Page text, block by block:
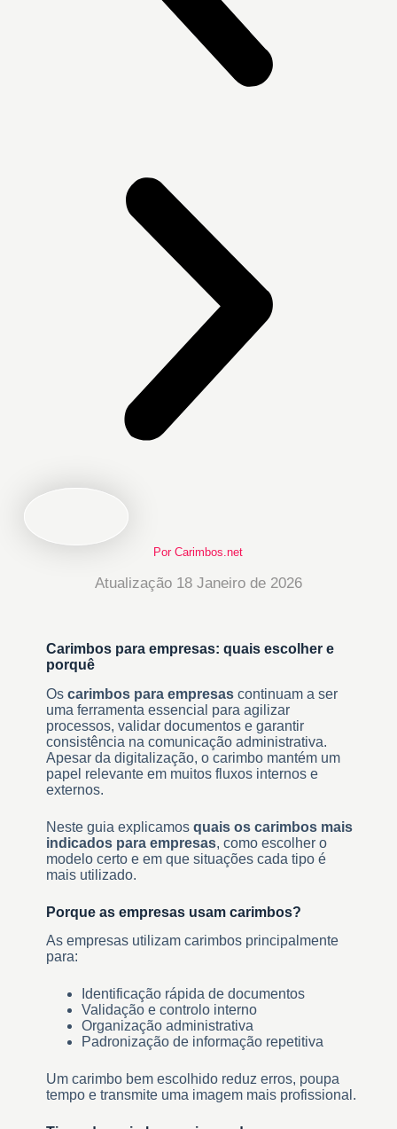
Por Carimbos.net
Atualização 18 Janeiro de 2026
Carimbos para empresas: quais escolher e
porquê
Os carimbos para empresascontinuam a ser
uma ferramenta essencial para agilizar
processos, validar documentos e garantir
consistência na comunicação administrativa.
Apesar da digitalização, o carimbo mantém um
papel relevante em muitos fluxos internos e
externos.
Neste guia explicamos quais os carimbos mais
indicados para empresas, como escolher o
modelo certo e em que situações cada tipo é
mais utilizado.
Porque as empresas usam carimbos?
As empresas utilizam carimbos principalmente
para:
Identificação rápida de documentos
Validação e controlo interno
Organização administrativa
Padronização de informação repetitiva
Um carimbo bem escolhido reduz erros, poupa
tempo e transmite uma imagem mais profissional.